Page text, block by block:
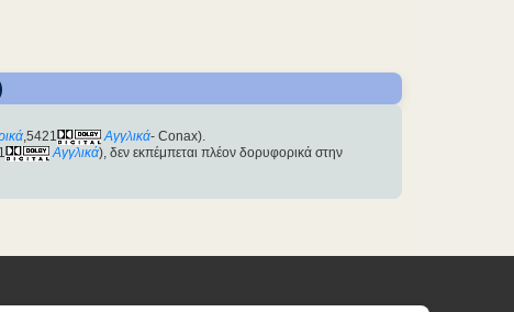
,5421 Αγγλικά- Conax).
Αγγλικά), δεν εκπέμπεται πλέον δορυφορικά στην